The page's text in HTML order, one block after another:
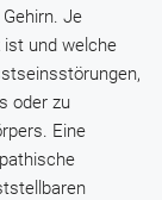
Je
ist und welche
oder zu
Eine